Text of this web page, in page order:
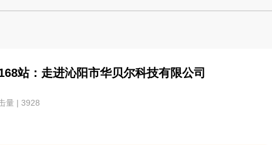
站：走进沁阳市华贝尔科技有限公司
量 | 3928